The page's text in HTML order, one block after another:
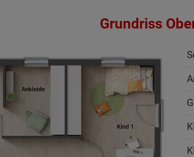
Grundriss
Wonach möchten Sie suchen?